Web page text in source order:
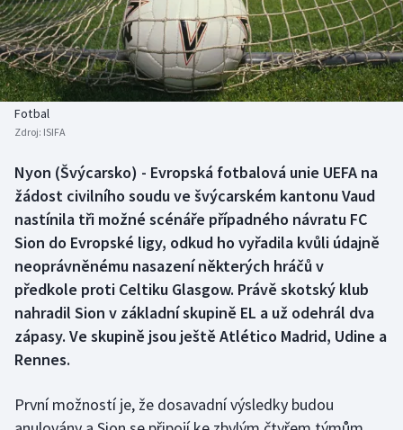
Americký fotbal
Baseball a softbal
Basketbal
Biatlon
Boby a skeleton
Box
Curling
Dostihy
Florbal
Futsal
NEPŘEHLÉDNĚTE
Soutěže
Historické návraty
Aplikace ČT sport
AZ kvíz
Fotbal
Zdroj: ISIFA
Nyon (Švýcarsko) - Evropská fotbalová unie UEFA na
žádost civilního soudu ve švýcarském kantonu Vaud
nastínila tři možné scénáře případného návratu FC
Sion do Evropské ligy, odkud ho vyřadila kvůli údajně
neoprávněnému nasazení některých hráčů v
předkole proti Celtiku Glasgow. Právě skotský klub
nahradil Sion v základní skupině EL a už odehrál dva
zápasy. Ve skupině jsou ještě Atlético Madrid, Udine a
Rennes.
První možností je, že dosavadní výsledky budou